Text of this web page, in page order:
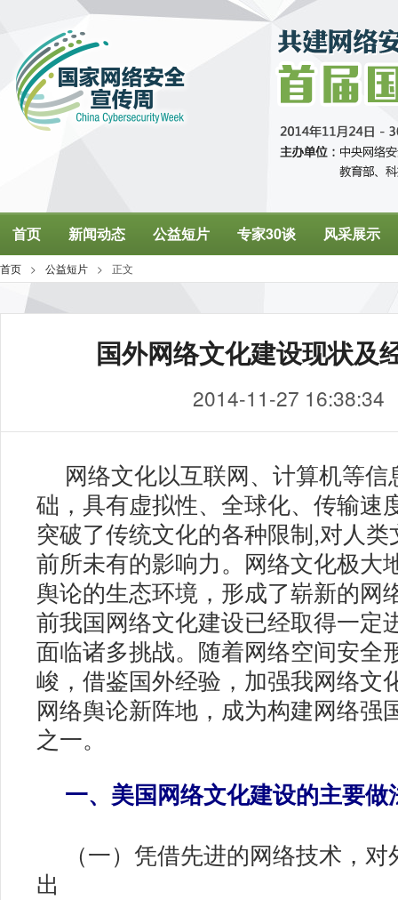
国外网络文化建设现状及
2014-11-27 16:38:34
网络文化以互联网、计算机等信
础，具有虚拟性、全球化、传输速
突破了传统文化的各种限制,对人
前所未有的影响力。网络文化极大
舆论的生态环境，形成了崭新的网
前我国网络文化建设已经取得一定
面临诸多挑战。随着网络空间安全
峻，借鉴国外经验，加强我网络文
网络舆论新阵地，成为构建网络强
之一。
一、美国网络文化建设的主要做
（一）凭借先进的网络技术，
出